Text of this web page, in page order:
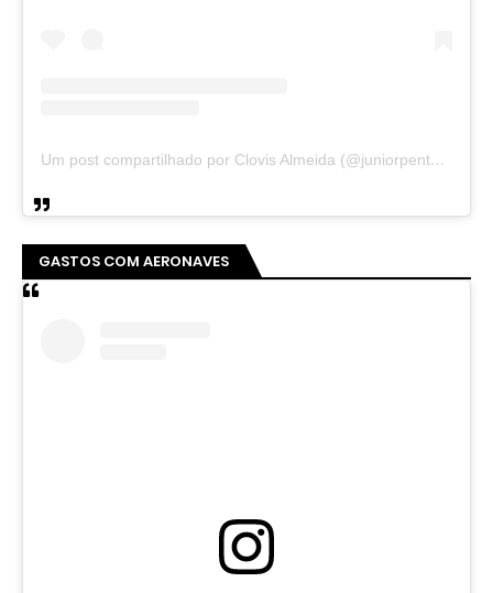
Um post compartilhado por Clovis Almeida (@juniorpentecoste01)
GASTOS COM AERONAVES